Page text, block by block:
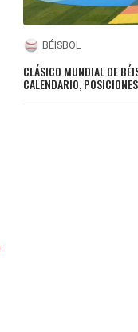
BÉISBOL
CLÁSICO MUNDIAL DE
CALENDARIO,